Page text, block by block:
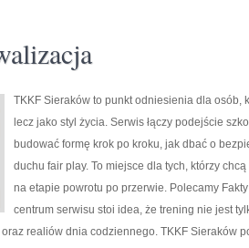
TKKF Sieraków to punkt odniesienia dla osób,
lecz jako styl życia. Serwis łączy podejście
budować formę krok po kroku, jak dbać o
duchu fair play. To miejsce dla tych, którzy
na etapie powrotu po przerwie. Polecamy
centrum serwisu stoi idea, że trening nie jest
realiów dnia codziennego. TKKF Sieraków